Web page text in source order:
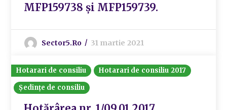
MFP159738 și MFP159739.
Sector5.ro 31 martie 2021
Hotarari de consiliu
Hotarari de consiliu 2017
Ședințe de consiliu